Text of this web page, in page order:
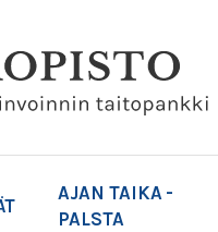
AJAN TAIKA -
PALSTA